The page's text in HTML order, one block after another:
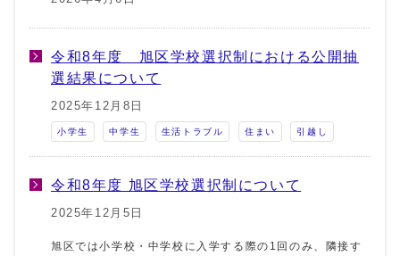
令和8年度 旭区学校選択制における公開抽
選結果について
2025年12月8日
小学生 中学生 生活トラブル 住まい 引越し
令和8年度 旭区学校選択制について
2025年12月5日
旭区では小学校・中学校に入学する際の1回のみ、隣接す